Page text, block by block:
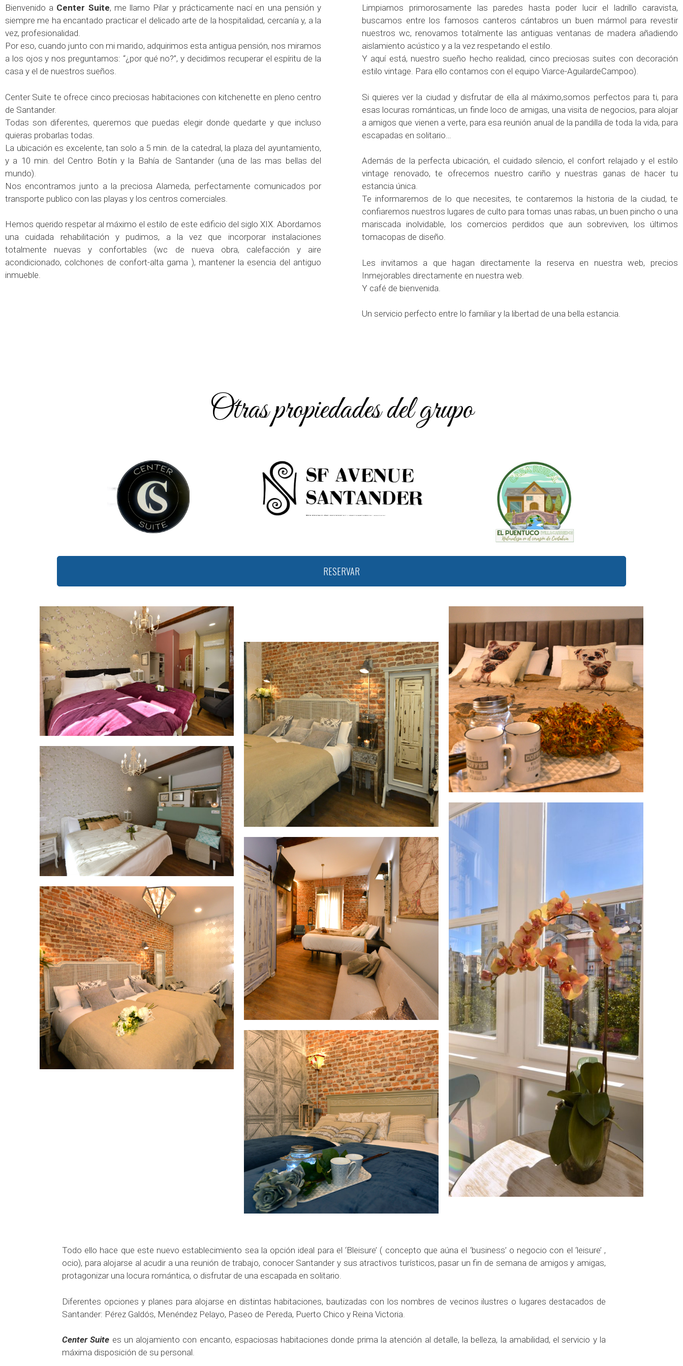
Bienvenido a Center Suite, me llamo Pilar y prácticamente nací en una pensión y
siempre me ha encantado practicar el delicado arte de la hospitalidad, cercanía y, a la
vez, profesionalidad.
Por eso, cuando junto con mi marido, adquirimos esta antigua pensión, nos miramos
a los ojos y nos preguntamos: “¿por qué no?”, y decidimos recuperar el espíritu de la
casa y el de nuestros sueños.
Center Suite te ofrece cinco preciosas habitaciones con kitchenette en pleno centro
de Santander.
Todas son diferentes, queremos que puedas elegir donde quedarte y que incluso
quieras probarlas todas.
La ubicación es excelente, tan solo a 5 min. de la catedral, la plaza del ayuntamiento,
y a 10 min. del Centro Botín y la Bahía de Santander (una de las mas bellas del
mundo).
Nos encontramos junto a la preciosa Alameda, perfectamente comunicados por
transporte publico con las playas y los centros comerciales.
Hemos querido respetar al máximo el estilo de este edificio del siglo XIX. Abordamos
una cuidada rehabilitación y pudimos, a la vez que incorporar instalaciones
totalmente nuevas y confortables (wc de nueva obra, calefacción y aire
acondicionado, colchones de confort-alta gama ), mantener la esencia del antiguo
inmueble.
Limpiamos primorosamente las paredes hasta poder lucir el ladrillo caravista,
buscamos entre los famosos canteros cántabros un buen mármol para revestir
nuestros wc, renovamos totalmente las antiguas ventanas de madera añadiendo
aislamiento acústico y a la vez respetando el estilo.
Y aquí está, nuestro sueño hecho realidad, cinco preciosas suites con decoración
estilo vintage. Para ello contamos con el equipo Viarce-AguilardeCampoo).
Si quieres ver la ciudad y disfrutar de ella al máximo,somos perfectos para ti, para
esas locuras románticas, un finde loco de amigas, una visita de negocios, para alojar
a amigos que vienen a verte, para esa reunión anual de la pandilla de toda la vida, para
escapadas en solitario…
Además de la perfecta ubicación, el cuidado silencio, el confort relajado y el estilo
vintage renovado, te ofrecemos nuestro cariño y nuestras ganas de hacer tu
estancia única.
Te informaremos de lo que necesites, te contaremos la historia de la ciudad, te
confiaremos nuestros lugares de culto para tomas unas rabas, un buen pincho o una
mariscada inolvidable, los comercios perdidos que aun sobreviven, los últimos
tomacopas de diseño.
Les invitamos a que hagan directamente la reserva en nuestra web, precios
Inmejorables directamente en nuestra web.
Y café de bienvenida.
Un servicio perfecto entre lo familiar y la libertad de una bella estancia.
Otras propiedades del grupo
RESERVAR
Todo ello hace que este nuevo establecimiento sea la opción ideal para el ‘Bleisure’ ( concepto que aúna el ‘business’ o negocio con el ‘leisure’ ,
ocio), para alojarse al acudir a una reunión de trabajo, conocer Santander y sus atractivos turísticos, pasar un fin de semana de amigos y amigas,
protagonizar una locura romántica, o disfrutar de una escapada en solitario.
Diferentes opciones y planes para alojarse en distintas habitaciones, bautizadas con los nombres de vecinos ilustres o lugares destacados de
Santander: Pérez Galdós, Menéndez Pelayo, Paseo de Pereda, Puerto Chico y Reina Victoria.
Center Suite es un alojamiento con encanto, espaciosas habitaciones donde prima la atención al detalle, la belleza, la amabilidad, el servicio y la
máxima disposición de su personal.